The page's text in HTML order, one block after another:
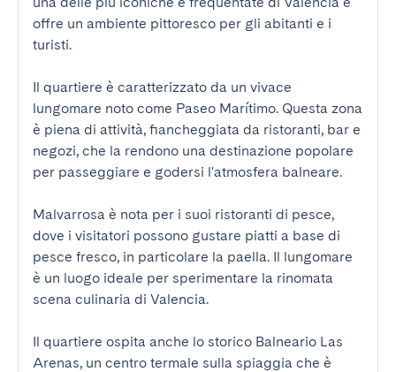
offre un ambiente pittoresco per gli abitanti e i
turisti.
Il quartiere è caratterizzato da un vivace
lungomare noto come Paseo Marítimo. Questa zona
è piena di attività, fiancheggiata da ristoranti, bar e
negozi, che la rendono una destinazione popolare
per passeggiare e godersi l'atmosfera balneare.
Malvarrosa è nota per i suoi ristoranti di pesce,
dove i visitatori possono gustare piatti a base di
pesce fresco, in particolare la paella. Il lungomare
è un luogo ideale per sperimentare la rinomata
scena culinaria di Valencia.
Il quartiere ospita anche lo storico Balneario Las
Arenas, un centro termale sulla spiaggia che è